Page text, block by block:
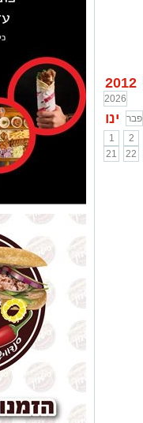
2012
2026
ינו פבר
1
2
21
22